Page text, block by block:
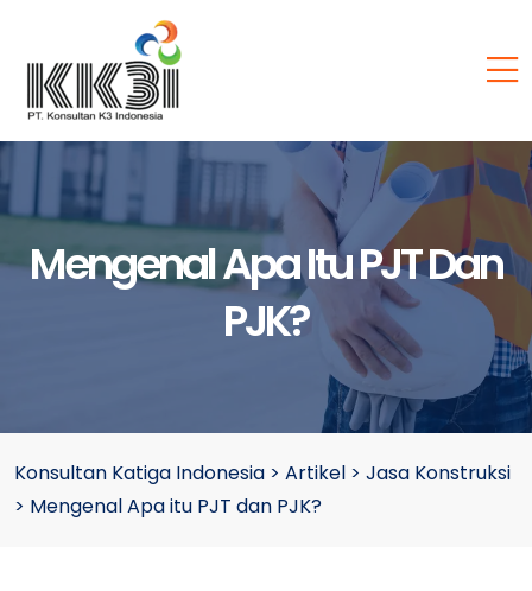
Mengenal Apa Itu PJT Dan
PJK?
Konsultan Katiga Indonesia > Artikel > Jasa Konstruksi
> Mengenal Apa itu PJT dan PJK?